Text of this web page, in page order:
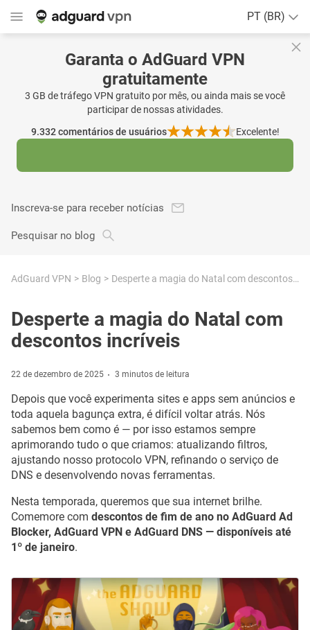
PT (BR)
Garanta o AdGuard VPN
gratuitamente
3 GB de tráfego VPN gratuito por mês, ou ainda mais se você
participar de nossas atividades.
9.332comentários de usuários Excelente!
Inscreva-se para receber notícias
Pesquisar no blog
AdGuard VPN Blog Desperte a magia do Natal com descontos incríveis
Desperte a magia do Natal com
descontos incríveis
22 de dezembro de 2025 3 minutos de leitura
Depois que você experimenta sites e apps sem anúncios e
toda aquela bagunça extra, é difícil voltar atrás. Nós
sabemos bem como é — por isso estamos sempre
aprimorando tudo o que criamos: atualizando filtros,
ajustando nosso protocolo VPN, refinando o serviço de
DNS e desenvolvendo novas ferramentas.
Nesta temporada, queremos que sua internet brilhe.
Comemore com descontos de fim de ano no AdGuard Ad
Blocker, AdGuard VPN e AdGuard DNS — disponíveis até
1º de janeiro.